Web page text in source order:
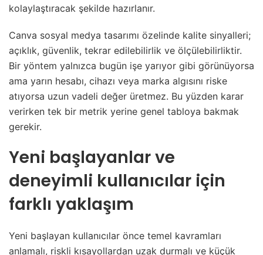
kolaylaştıracak şekilde hazırlanır.
Canva sosyal medya tasarımı özelinde kalite sinyalleri;
açıklık, güvenlik, tekrar edilebilirlik ve ölçülebilirliktir.
Bir yöntem yalnızca bugün işe yarıyor gibi görünüyorsa
ama yarın hesabı, cihazı veya marka algısını riske
atıyorsa uzun vadeli değer üretmez. Bu yüzden karar
verirken tek bir metrik yerine genel tabloya bakmak
gerekir.
Yeni başlayanlar ve
deneyimli kullanıcılar için
farklı yaklaşım
Yeni başlayan kullanıcılar önce temel kavramları
anlamalı, riskli kısayollardan uzak durmalı ve küçük